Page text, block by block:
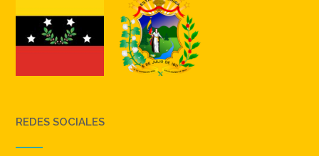
REDES SOCIALES